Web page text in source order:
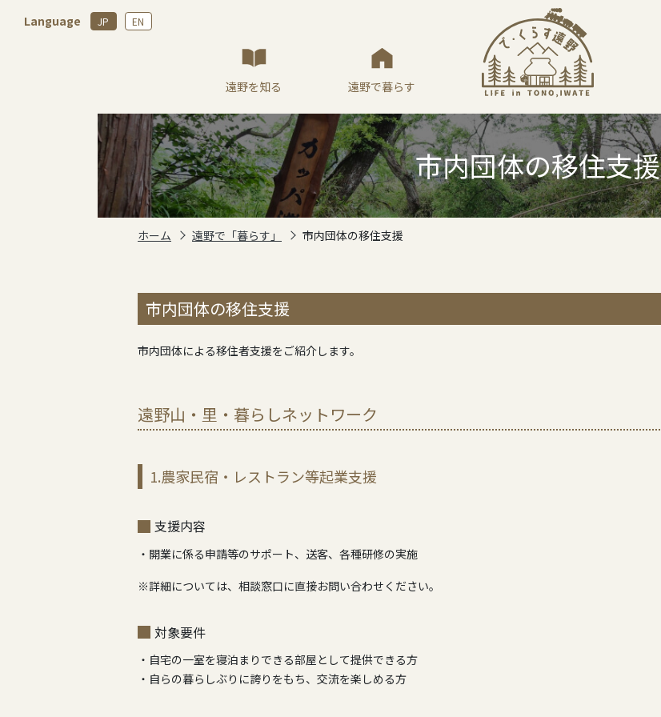
Language JP EN
遠野を知る 遠野で暮らす
市内団体の移住支援
ホーム 遠野で「暮らす」 市内団体の移住支援
市内団体の移住支援
市内団体による移住者支援をご紹介します。
遠野山・里・暮らしネットワーク
1.農家民宿・レストラン等起業支援
支援内容
・開業に係る申請等のサポート、送客、各種研修の実施
※詳細については、相談窓口に直接お問い合わせください。
対象要件
・自宅の一室を寝泊まりできる部屋として提供できる方
・自らの暮らしぶりに誇りをもち、交流を楽しめる方